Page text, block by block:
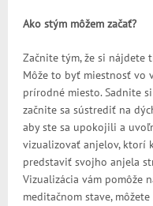
Ako stým môžem začať?
Začnite tým, že si nájdete
Môže to byť miestnosť vo
prírodné miesto. Sadnite
začnite sa sústrediť na
aby ste sa upokojili a
vizualizovať anjelov, ktorí
predstaviť svojho anjela
Vizualizácia vám pomôže
meditačnom stave,